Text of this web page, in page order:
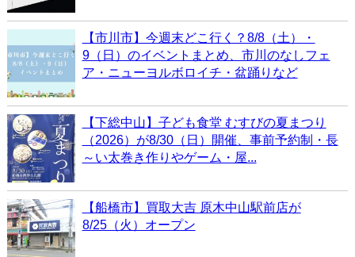
【市川市】今週末どこ行く？8/8（土）・
9（日）のイベントまとめ、市川のなしフェ
ア・ニューヨルボロイチ・盆踊りなど
【下総中山】子ども食堂 むすびの夏まつり
（2026）が8/30（日）開催、事前予約制・長
～い太巻き作りやゲーム・屋...
【船橋市】買取大吉 原木中山駅前店が
8/25（火）オープン